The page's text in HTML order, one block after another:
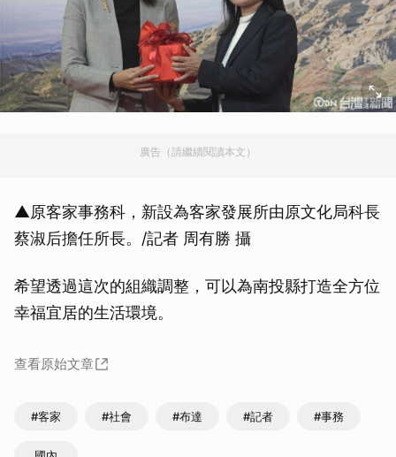
廣告（請繼續閱讀本文）
▲原客家事務科，新設為客家發展所由原文化局科長
蔡淑后擔任所長。/記者 周有勝 攝
希望透過這次的組織調整，可以為南投縣打造全方位
幸福宜居的生活環境。
查看原始文章
#客家 #社會 #布達 #記者 #事務